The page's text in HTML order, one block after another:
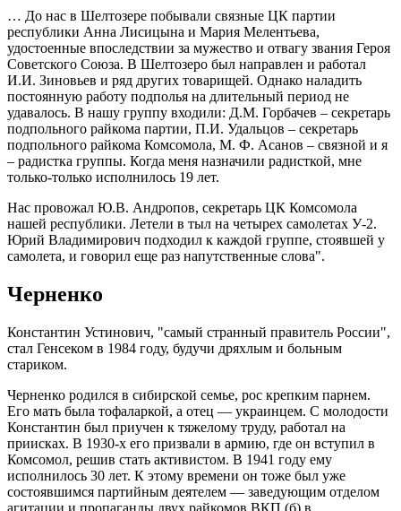
… До нас в Шелтозере побывали связные ЦК партии
республики Анна Лисицына и Мария Мелентьева,
удостоенные впоследствии за мужество и отвагу звания Героя
Советского Союза. В Шелтозеро был направлен и работал
И.И. Зиновьев и ряд других товарищей. Однако наладить
постоянную работу подполья на длительный период не
удавалось. В нашу группу входили: Д.М. Горбачев – секретарь
подпольного райкома партии, П.И. Удальцов – секретарь
подпольного райкома Комсомола, М. Ф. Асанов – связной и я
– радистка группы. Когда меня назначили радисткой, мне
только-только исполнилось 19 лет.
Нас провожал Ю.В. Андропов, секретарь ЦК Комсомола
нашей республики. Летели в тыл на четырех самолетах У-2.
Юрий Владимирович подходил к каждой группе, стоявшей у
самолета, и говорил еще раз напутственные слова".
Черненко
Константин Устинович, "самый странный правитель России",
стал Генсеком в 1984 году, будучи дряхлым и больным
стариком.
Черненко родился в сибирской семье, рос крепким парнем.
Его мать была тофаларкой, а отец — украинцем. С молодости
Константин был приучен к тяжелому труду, работал на
приисках. В 1930-х его призвали в армию, где он вступил в
Комсомол, решив стать активистом. В 1941 году ему
исполнилось 30 лет. К этому времени он тоже был уже
состоявшимся партийным деятелем — заведующим отделом
агитации и пропаганды двух райкомов ВКП (б) в